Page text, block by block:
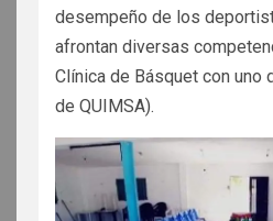
desempeño de los
afrontan diversas
Clínica de Básquet con uno
de QUIMSA).